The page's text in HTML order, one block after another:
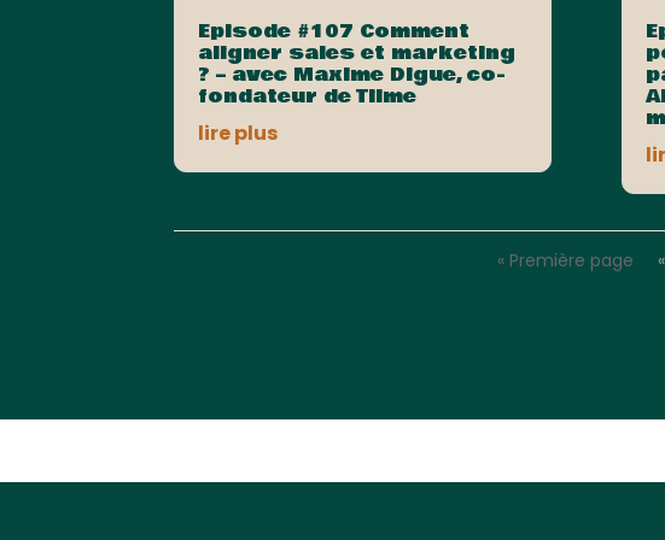
Episode #107 Comment
aligner sales et marketing
? – avec Maxime Digue, co-
fondateur de Tiime
lire plus
« Première page «